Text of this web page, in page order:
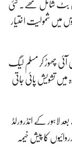
مبین بٹ شامل تھے۔ کئی
میں شمولیت اختیار
چھوڑ کر مسلم لیگ
تشویش پائی جاتی
لاہور کے انڈرورلڈ
کا پیش خیمہ